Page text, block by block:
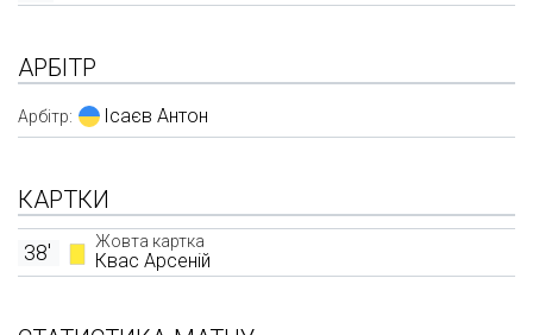
АРБІТР
Арбітр: Ісаєв Антон
КАРТКИ
Жовта картка
Квас Арсеній
38'